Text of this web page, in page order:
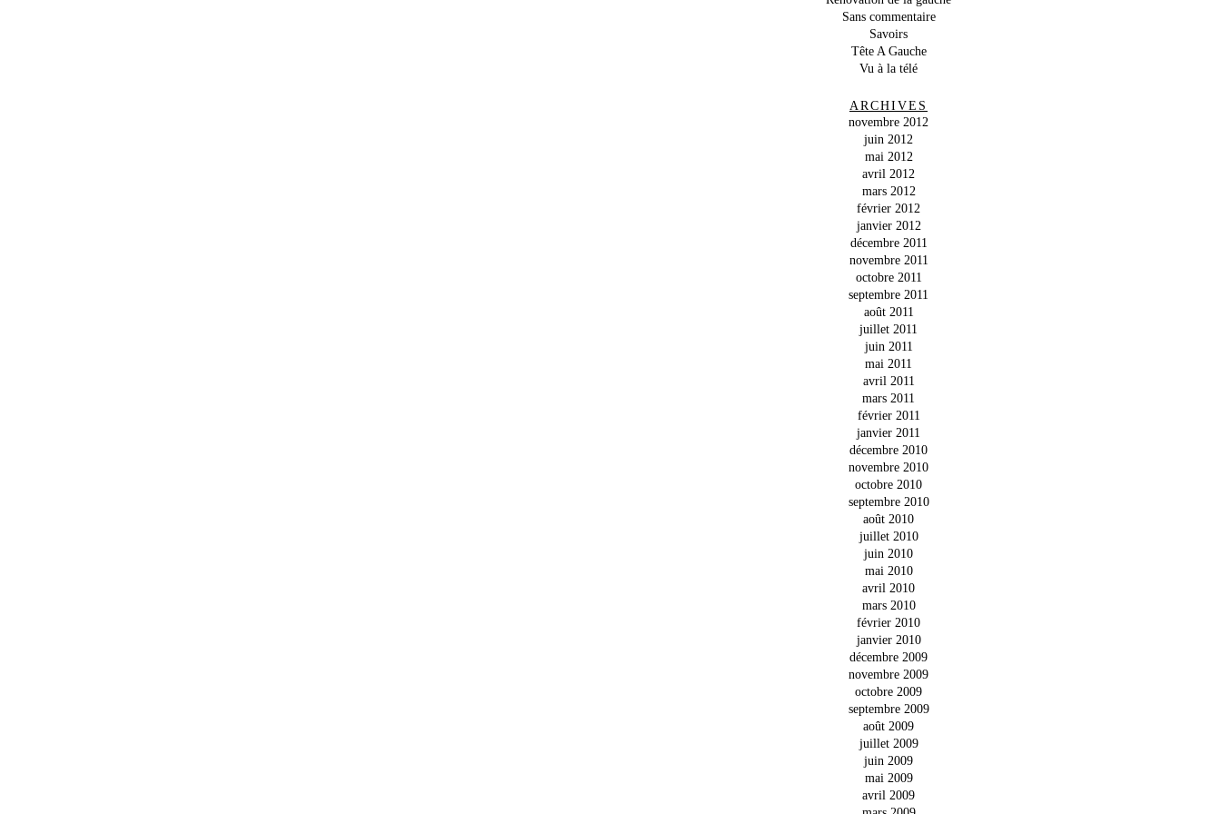
Sans commentaire
Savoirs
Tête A Gauche
Vu à la télé
ARCHIVES
novembre 2012
juin 2012
mai 2012
avril 2012
mars 2012
février 2012
janvier 2012
décembre 2011
novembre 2011
octobre 2011
septembre 2011
août 2011
juillet 2011
juin 2011
mai 2011
avril 2011
mars 2011
février 2011
janvier 2011
décembre 2010
novembre 2010
octobre 2010
septembre 2010
août 2010
juillet 2010
juin 2010
mai 2010
avril 2010
mars 2010
février 2010
janvier 2010
décembre 2009
novembre 2009
octobre 2009
septembre 2009
août 2009
juillet 2009
juin 2009
mai 2009
avril 2009